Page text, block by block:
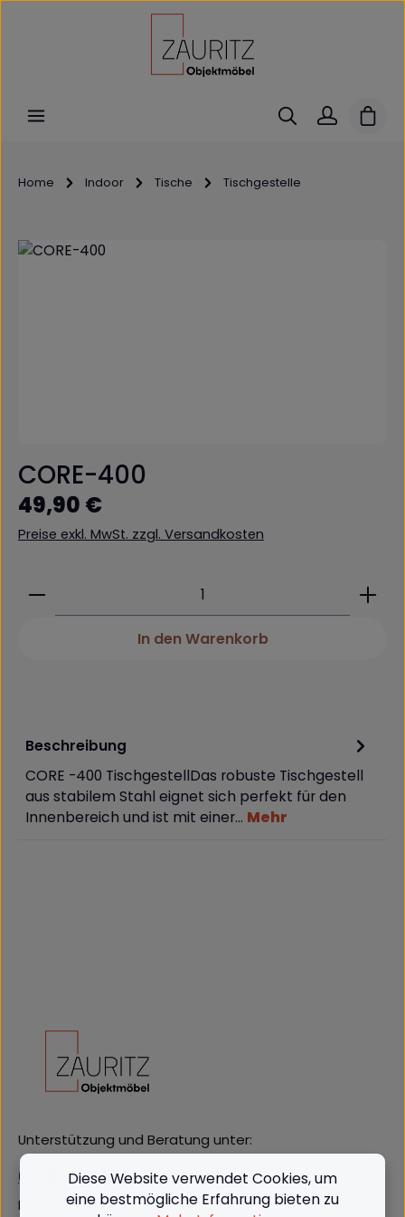
Zum Hauptinhalt springen
Home Indoor Tische Tischgestelle
Bildergalerie überspringen
CORE-400
Regulärer Preis:
49,90 €
Preise exkl. MwSt. zzgl. Versandkosten
Produkt Anzahl: Gib den gewünschten Wert
In den Warenkorb
Beschreibung
CORE -400 TischgestellDas robuste Tischgestell
aus stabilem Stahl eignet sich perfekt für den
Innenbereich und ist mit einer… Mehr
Unterstützung und Beratung unter:
(+49) 09562 3811380
Mo-Do: 08:00 - 16:00, Fr: 8:00 - 13:00
Diese Website verwendet Cookies, um
eine bestmögliche Erfahrung bieten zu